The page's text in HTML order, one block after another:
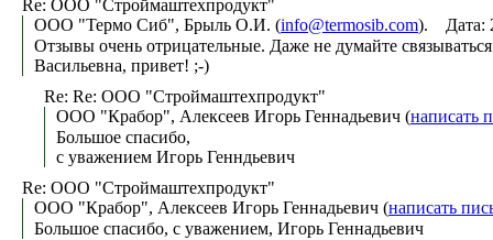
Re: ООО "Строймаштехпродукт"
ООО "Термо Сиб", Брыль О.И. (info@termosib.com). Дата:
Отзывы очень отрицательные. Даже не думайте
Васильевна, привет! ;-)
Re: Re: ООО "Строймаштехпродукт"
ООО "Крабор", Алексеев Игорь Геннадьевич (написать
Большое спасибо,
с уважением Игорь Генндьевич
Re: ООО "Строймаштехпродукт"
ООО "Крабор", Алексеев Игорь Геннадьевич (написать
Большое спасибо, с уважением, Игорь Геннадьевич